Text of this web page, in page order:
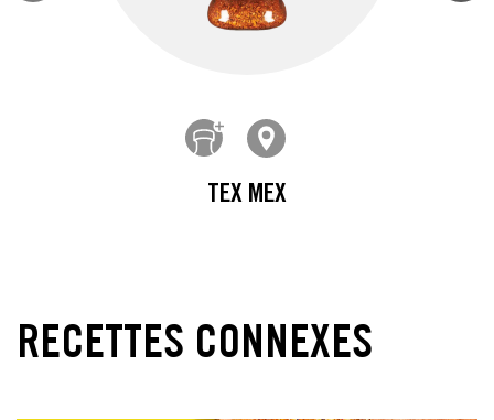
TEX MEX
RECETTES CONNEXES